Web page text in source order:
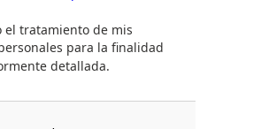
el tratamiento de mis
para la finalidad
detallada.